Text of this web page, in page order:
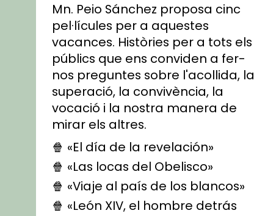
Mn. Peio Sánchez proposa cinc
pel·lícules per a aquestes
vacances. Històries per a tots els
públics que ens conviden a fer-
nos preguntes sobre l'acollida, la
superació, la convivència, la
vocació i la nostra manera de
mirar els altres.
🍿 «El día de la revelación»
🍿 «Las locas del Obelisco»
🍿 «Viaje al país de los blancos»
🍿 «León XIV, el hombre detrás